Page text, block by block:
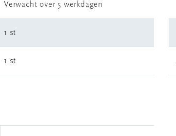
Verwacht over 5 werkdagen
1 st
1 st